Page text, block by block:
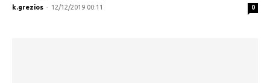
k.grezios - 12/12/2019 00:11 0